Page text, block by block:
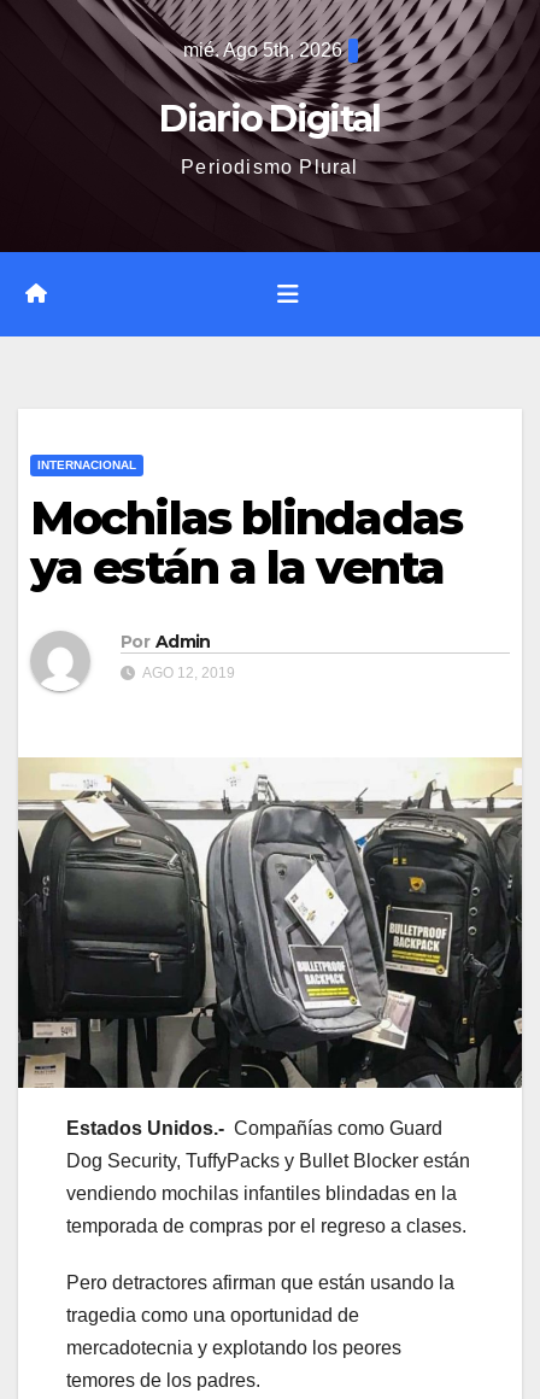
mié. Ago 5th, 2026
Diario Digital
Periodismo Plural
INTERNACIONAL
Mochilas blindadas
ya están a la venta
Por Admin
AGO 12, 2019
Estados Unidos.- Compañías como Guard
Dog Security, TuffyPacks y Bullet Blocker están
vendiendo mochilas infantiles blindadas en la
temporada de compras por el regreso a clases.
Pero detractores afirman que están usando la
tragedia como una oportunidad de
mercadotecnia y explotando los peores
temores de los padres.